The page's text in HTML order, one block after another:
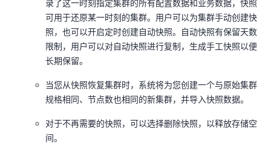
录了这一时刻指定集群的所有配置数据和业务数据，快照
可用于还原某一时刻的集群。用户可以为集群手动创建快
照，也可以开启定时创建自动快照。自动快照有保留天数
限制，用户可以对自动快照进行复制，生成手工快照以便
长期保留。
当您从快照恢复集群时，系统将为您创建一个与原始集群
规格相同、节点数也相同的新集群，并导入快照数据。
对于不再需要的快照，可以选择删除快照，以释放存储空
间。